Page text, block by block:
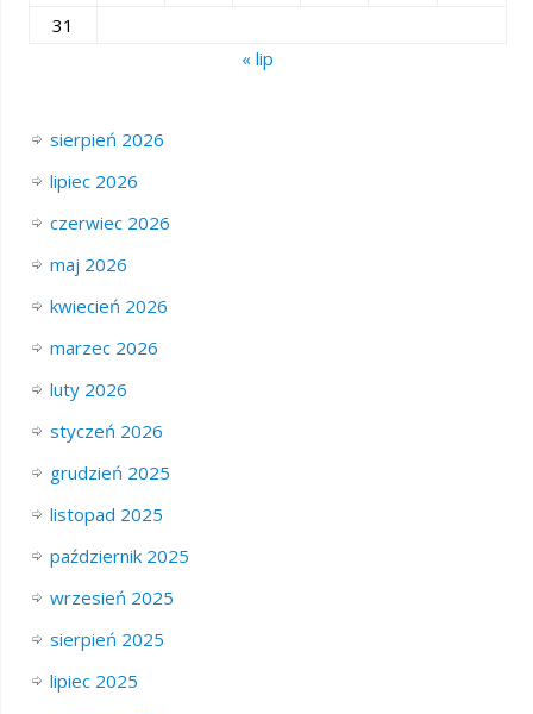
31
« lip
sierpień 2026
lipiec 2026
czerwiec 2026
maj 2026
kwiecień 2026
marzec 2026
luty 2026
styczeń 2026
grudzień 2025
listopad 2025
październik 2025
wrzesień 2025
sierpień 2025
lipiec 2025